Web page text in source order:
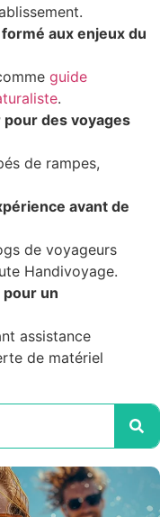
aux enjeux du
guide
.
des voyages
de rampes,
avant de
de voyageurs
Handivoyage.
un
assistance
de matériel